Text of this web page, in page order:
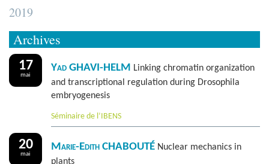
2019
Archives
17
mai
Yad GHAVI-HELM Linking chromatin organization
and transcriptional regulation during Drosophila
embryogenesis
Séminaire de l’IBENS
20
mai
Marie-Edith CHABOUTÉ Nuclear mechanics in
plants